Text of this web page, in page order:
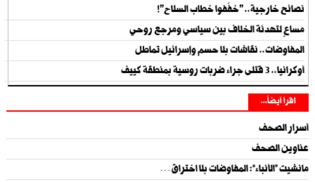
نصائح خارجية.. "خفّفوا خطاب السلاح"!
مساعٍ لتهدئة الخلاف بين سياسي ومرجع روحي
المفاوضات.. نقاشات بلا حسم وإسرائيل تماطل
أوكرانيا.. 3 قتلى جراء ضربات روسية بمنطقة كييف
اقرأ أيضاً...
أسرار الصحف
عناوين الصحف
مانشيت “الأنباء”: المفاوضات بلا اختراق…